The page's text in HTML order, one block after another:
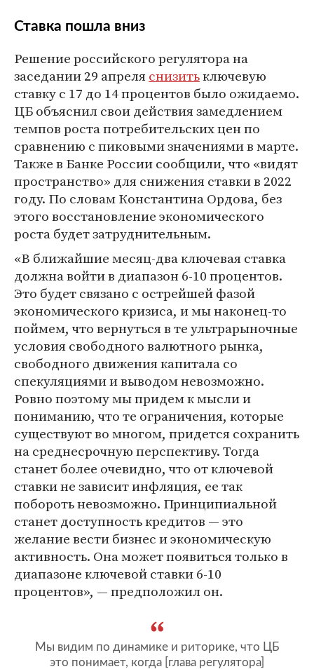
Ставка пошла вниз
Решение российского регулятора на
заседании 29 апреляснизитьключевую
ставку с 17 до 14 процентов было ожидаемо.
ЦБ объяснил свои действия замедлением
темпов роста потребительских цен по
сравнению с пиковыми значениями в марте.
Также в Банке России сообщили, что «видят
пространство» для снижения ставки в 2022
году. По словам Константина Ордова, без
этого восстановление экономического
роста будет затруднительным.
«В ближайшие месяц-два ключевая ставка
должна войти в диапазон 6-10 процентов.
Это будет связано с острейшей фазой
экономического кризиса, и мы наконец-то
поймем, что вернуться в те ультрарыночные
условия свободного валютного рынка,
свободного движения капитала со
спекуляциями и выводом невозможно.
Ровно поэтому мы придем к мысли и
пониманию, что те ограничения, которые
существуют во многом, придется сохранить
на среднесрочную перспективу. Тогда
станет более очевидно, что от ключевой
ставки не зависит инфляция, ее так
побороть невозможно. Принципиальной
станет доступность кредитов — это
желание вести бизнес и экономическую
активность. Она может появиться только в
диапазоне ключевой ставки 6-10
процентов», — предположил он.
Мы видим по динамике и риторике, что ЦБ
это понимает, когда [глава регулятора]